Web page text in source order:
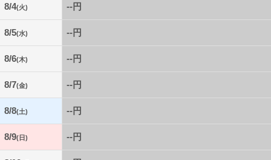
8/4(火) --円
8/5(水) --円
8/6(木) --円
8/7(金) --円
8/8(土) --円
8/9(日) --円